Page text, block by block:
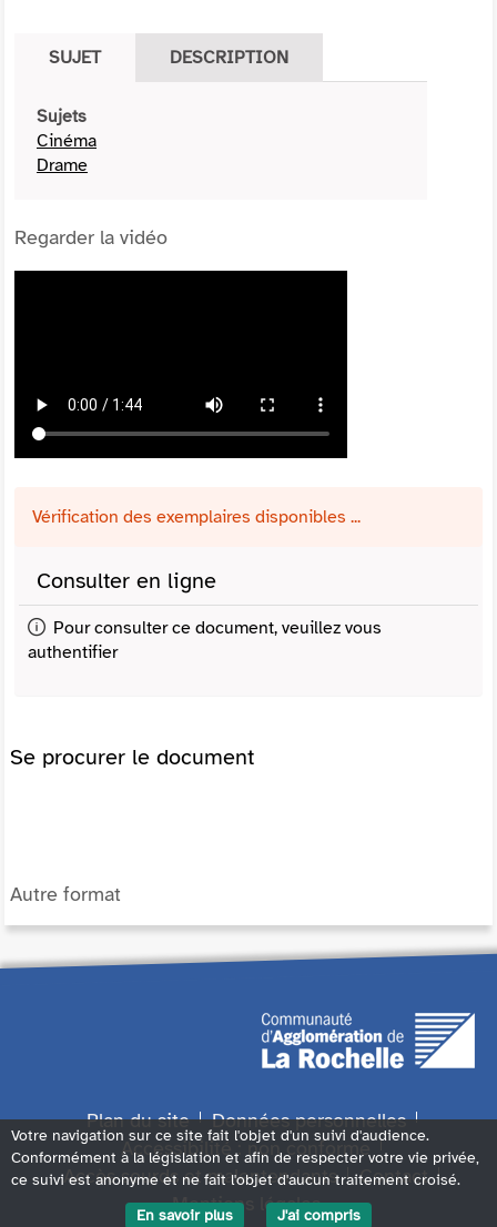
SUJET DESCRIPTION
Sujets
Cinéma
Drame
Regarder la vidéo
Vérification des exemplaires disponibles ...
Consulter en ligne
Pour consulter ce document, veuillez vous
authentifier
Se procurer le document
Autre format
Plan du site
Données personnelles
Accessibilité : non conforme
Accès sourds et malentendants
Contact
Mentions légales
Votre navigation sur ce site fait l'objet d'un suivi d'audience.
Conformément à la législation et afin de respecter votre vie privée,
ce suivi est anonyme et ne fait l'objet d'aucun traitement croisé.
En savoir plus
J'ai compris